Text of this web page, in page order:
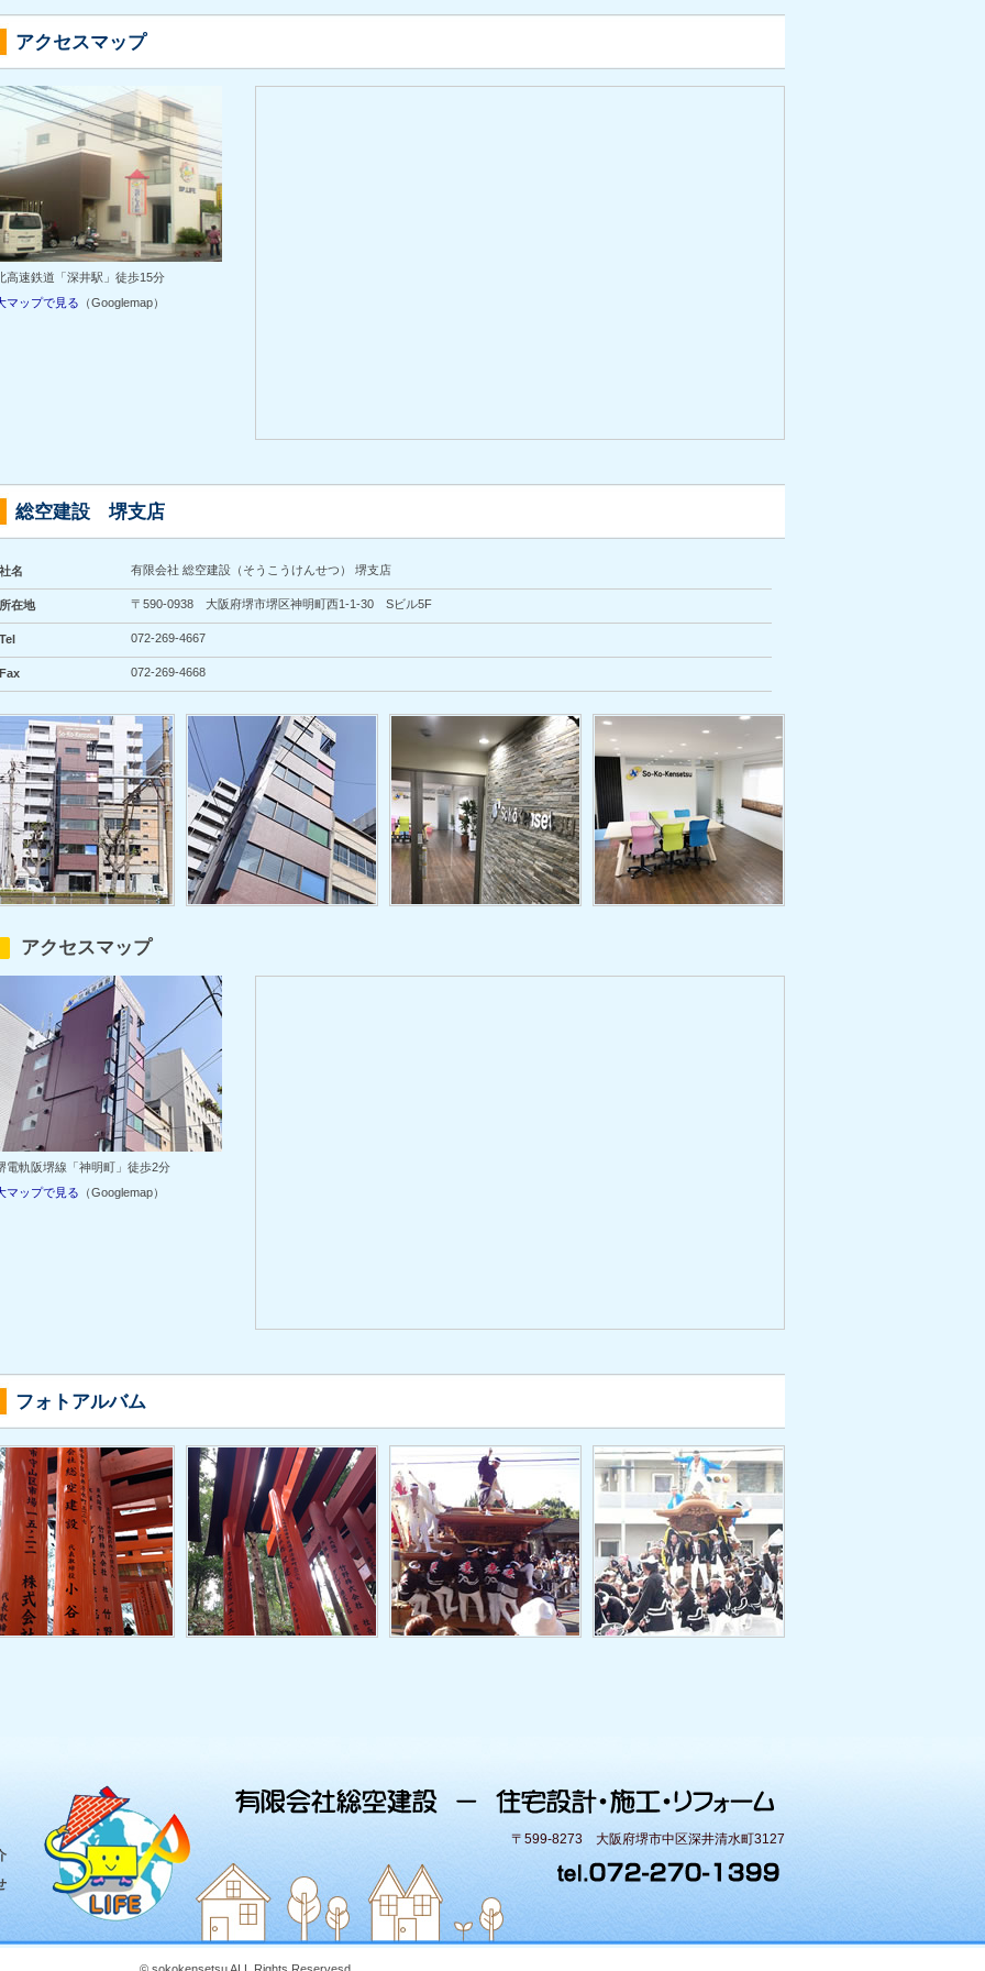
アクセスマップ
高速鉄道「深井駅」徒歩15分
マップで見る （Googlemap）
総空建設 堺支店
社名 有限会社 総空建設（そうこうけんせつ） 堺支店
所在地 〒590-0938 大阪府堺市堺区神明町西1-1-30 Sビル5F
Tel 072-269-4667
Fax 072-269-4668
アクセスマップ
電軌阪堺線「神明町」徒歩2分
マップで見る （Googlemap）
フォトアルバム
〒599-8273 大阪府堺市中区深井清水町3127